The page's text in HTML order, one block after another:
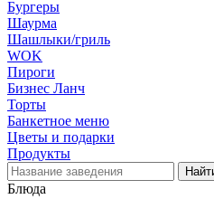
Бургеры
Шаурма
Шашлыки/гриль
WOK
Пироги
Бизнес Ланч
Торты
Банкетное меню
Цветы и подарки
Продукты
Блюда